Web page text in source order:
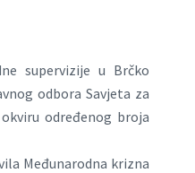
supervizije u Brčko
odbora Savjeta za
određenog broja
Međunarodna krizna